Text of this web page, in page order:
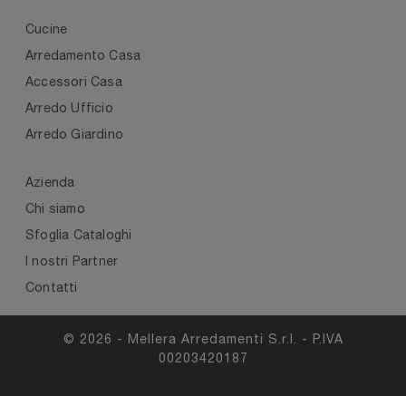
Cucine
Arredamento Casa
Accessori Casa
Arredo Ufficio
Arredo Giardino
Azienda
Chi siamo
Sfoglia Cataloghi
I nostri Partner
Contatti
© 2026 - Mellera Arredamenti S.r.l. - P.IVA
00203420187